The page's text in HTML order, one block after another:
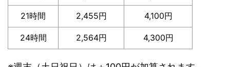
21時間 2,455円 4,100円
24時間 2,564円 4,300円